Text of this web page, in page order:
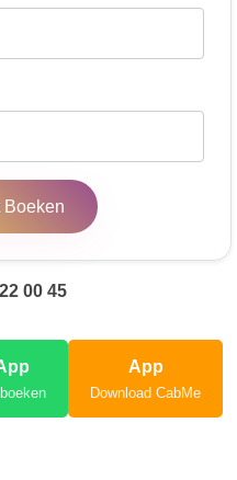
Boeken
00 45
App
Download CabMe